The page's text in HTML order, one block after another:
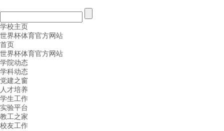
学校主页
世界杯体育官方网站
首页
世界杯体育官方网站
学院动态
学科动态
党建之窗
人才培养
学生工作
实验平台
教工之家
校友工作